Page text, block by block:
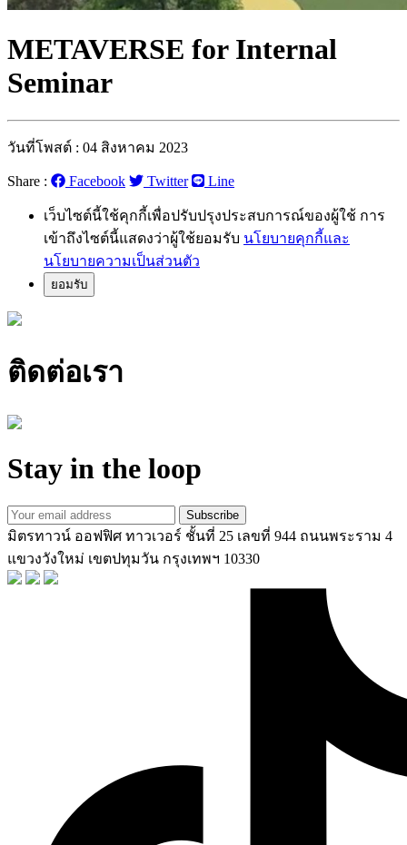
METAVERSE for Internal
Seminar
วันที่โพสต์ : 04 สิงหาคม 2023
Share : Facebook Twitter Line
เว็บไซต์นี้ใช้คุกกี้เพื่อปรับปรุงประสบการณ์ของผู้ใช้ การ
เข้าถึงไซต์นี้แสดงว่าผู้ใช้ยอมรับ นโยบายคุกกี้และ
นโยบายความเป็นส่วนตัว
ยอมรับ
ติดต่อเรา
Stay in the loop
Subscribe
มิตรทาวน์ ออฟฟิศ ทาวเวอร์ ชั้นที่ 25 เลขที่ 944 ถนนพระราม 4
แขวงวังใหม่ เขตปทุมวัน กรุงเทพฯ 10330